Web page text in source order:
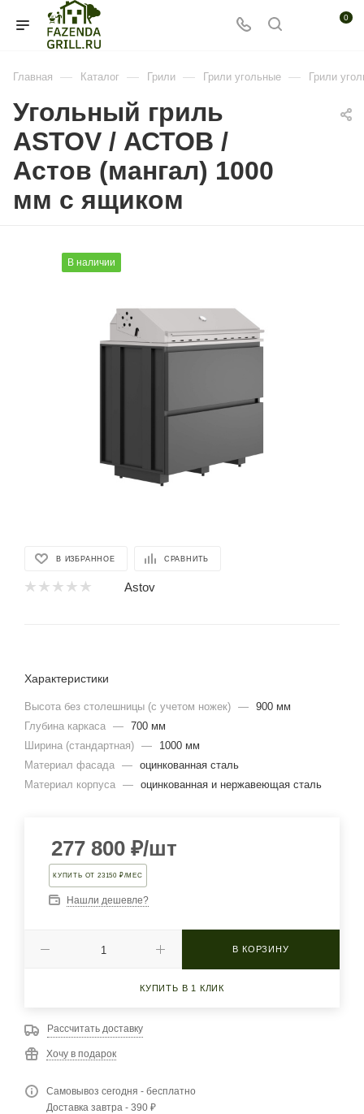
0
Главная — Каталог — Грили — Грили угольные — Грили
Угольный гриль
ASTOV / АСТОВ /
Астов (мангал) 1000
мм с ящиком
В наличии
В ИЗБРАННОЕ СРАВНИТЬ
Astov
Характеристики
Высота без столешницы (с учетом ножек) — 900 мм
Глубина каркаса — 700 мм
Ширина (стандартная) —
1000 мм
Материал фасада — оцинкованная сталь
Материал корпуса — оцинкованная и нержавеющая сталь
277 800 ₽/шт
КУПИТЬ ОТ 23150 ₽/МЕС
Нашли дешевле?
В КОРЗИНУ
КУПИТЬ В 1 КЛИК
Рассчитать доставку
Хочу в подарок
Самовывоз сегодня - бесплатно
Доставка завтра - 390 ₽